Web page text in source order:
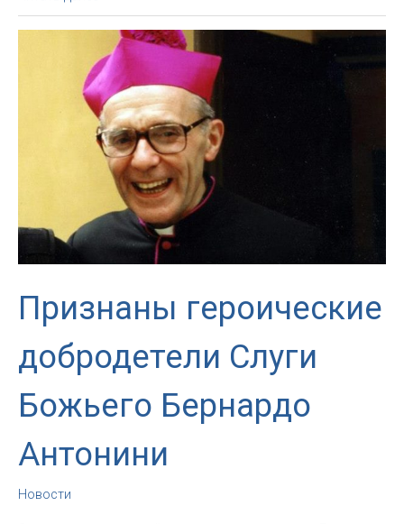
Кирилл
Горбунов:
Провозглашения
Богоявления
Признаны героические
добродетели Слуги
Божьего Бернардо
Антонини
Новости